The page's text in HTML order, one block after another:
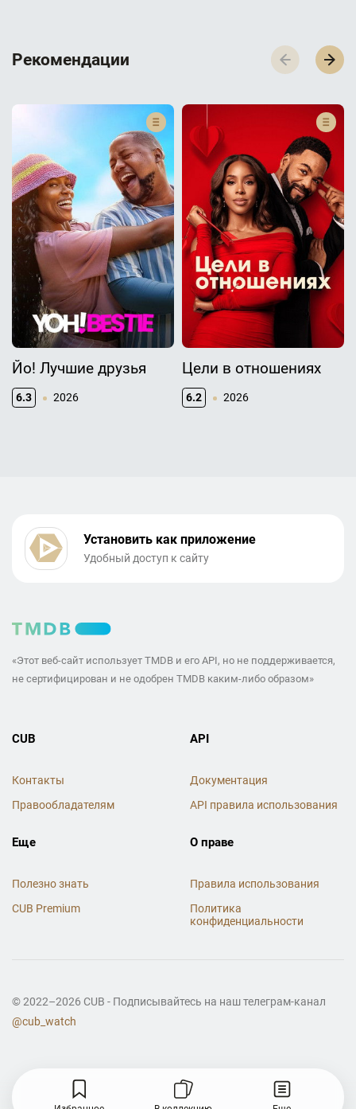
Р­­­е­­­к­­­о­­­м­­­е­­­н­­­д­­­а­­­ц­­­и­­­и
Йо! Лучшие друзья
6.3 2026
Цели в отношениях
6.2 2026
Установить как приложение
Удобный доступ к сайту
«Этот веб-сайт использует TMDB и его API, но не поддерживается,
не сертифицирован и не одобрен TMDB каким-либо образом»
CUB
Контакты
Правообладателям
API
Документация
API правила использования
Еще
Полезно знать
CUB Premium
О праве
Правила использования
Политика
конфиденциальности
© 2022–2026 CUB - Подписывайтесь на наш телеграм-канал
@cub_watch